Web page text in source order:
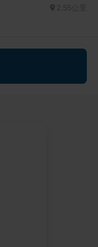
2.55公里